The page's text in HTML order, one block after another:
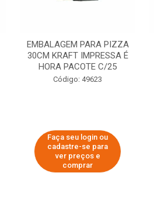
EMBALAGEM PARA PIZZA
30CM KRAFT IMPRESSA É
HORA PACOTE C/25
Código: 49623
Faça seu login ou
cadastre-se para
ver preços e
comprar